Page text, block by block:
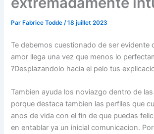
Par Fabrice Todde/18 juillet 2023
Te debemos cuestionado de ser evidente
amor llega una vez que menos lo
?Desplazandolo hacia el pelo tus
Tambien ayuda los noviazgo dentro de
porque destaca tambien las perfiles que
anos de vida con el fin de que puedas
en entablar ya un inicial comunicacion.